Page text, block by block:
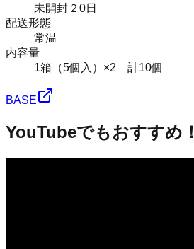
未開封２0日
配送形態
常温
内容量
1箱（5個入）×2 計10個
BASE
YouTubeでもおすすめ！